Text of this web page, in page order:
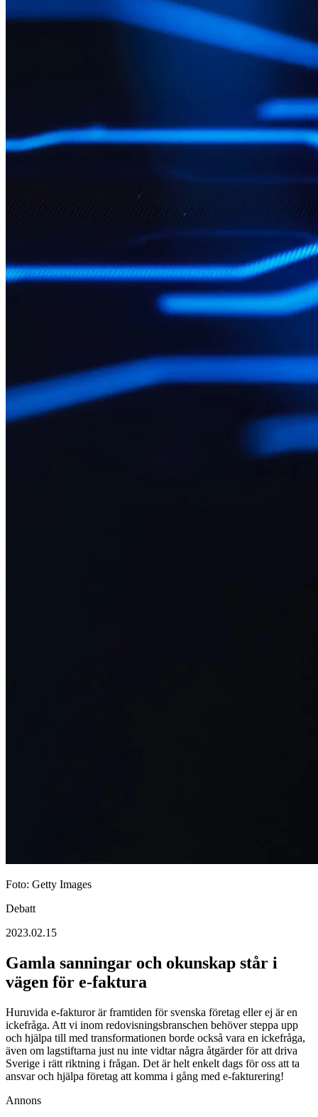
Foto: Getty Images
Debatt
2023.02.15
Gamla sanningar och okunskap står i
vägen för e-faktura
Huruvida e-fakturor är framtiden för svenska företag eller ej är en
ickefråga. Att vi inom redovisningsbranschen behöver steppa upp
och hjälpa till med transformationen borde också vara en ickefråga,
även om lagstiftarna just nu inte vidtar några åtgärder för att driva
Sverige i rätt riktning i frågan. Det är helt enkelt dags för oss att ta
ansvar och hjälpa företag att komma i gång med e-fakturering!
Annons